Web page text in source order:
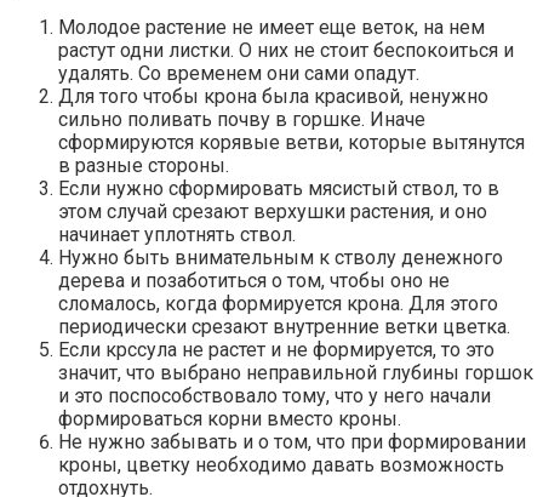
Молодое растение не имеет еще веток, на нем
растут одни листки. О них не стоит беспокоиться и
удалять. Со временем они сами опадут.
Для того чтобы крона была красивой, ненужно
сильно поливать почву в горшке. Иначе
сформируются корявые ветви, которые вытянутся
в разные стороны.
Если нужно сформировать мясистый ствол, то в
этом случай срезают верхушки растения, и оно
начинает уплотнять ствол.
Нужно быть внимательным к стволу денежного
дерева и позаботиться о том, чтобы оно не
сломалось, когда формируется крона. Для этого
периодически срезают внутренние ветки цветка.
Если крссула не растет и не формируется, то это
значит, что выбрано неправильной глубины горшок
и это поспособствовало тому, что у него начали
формироваться корни вместо кроны.
Не нужно забывать и о том, что при формировании
кроны, цветку необходимо давать возможность
отдохнуть.